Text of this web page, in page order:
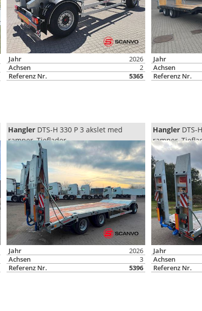
Jahr
2026
Achsen
2
Referenz Nr.
5365
Jahr
Achsen
Referenz Nr.
HanglerDTS-H 330 P 3 akslet med
ramper, Tieflader
Jahr
2026
Achsen
3
Referenz Nr.
5396
HanglerDTS-
ramper,
Jahr
Achsen
Referenz Nr.